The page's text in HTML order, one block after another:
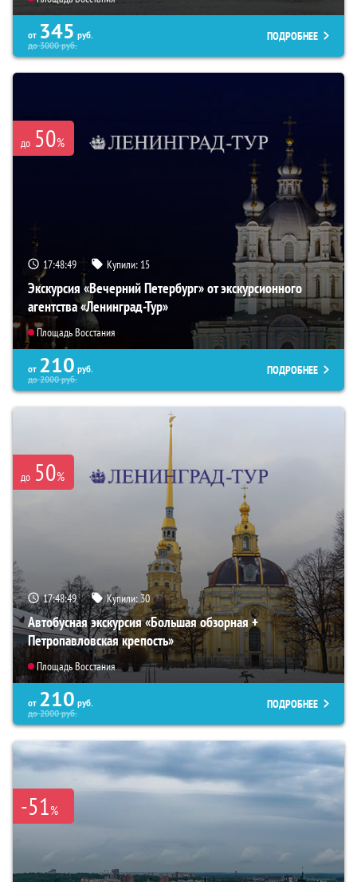
от 345 руб.
до3000руб.
ПОДРОБНЕЕ
до 50%
17:48:48 Купили: 15
Экскурсия «Вечерний Петербург» от экскурсионного
агентства «Ленинград-Тур»
Площадь Восстания
от 210 руб.
до2000руб.
ПОДРОБНЕЕ
до 50%
17:48:48 Купили: 30
Автобусная экскурсия «Большая обзорная +
Петропавловская крепость»
Площадь Восстания
от 210 руб.
до2000руб.
ПОДРОБНЕЕ
-51%